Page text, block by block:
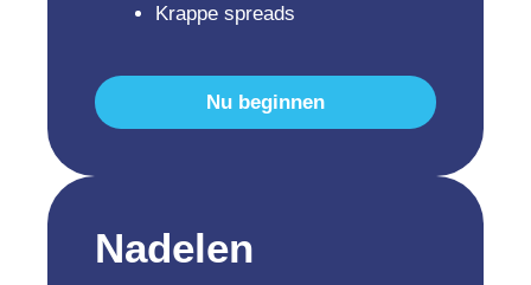
Krappe spreads
Nu beginnen
Nadelen